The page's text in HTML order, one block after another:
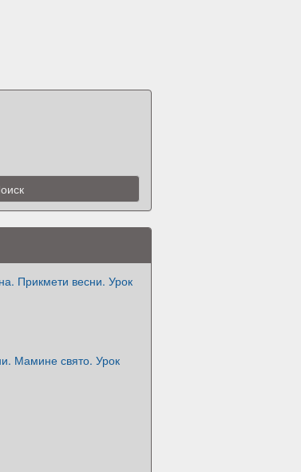
Прикмети весни. Урок
Мамине свято. Урок